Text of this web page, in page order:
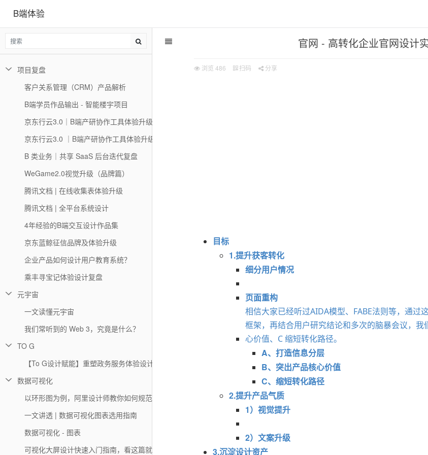
B端体验
官网 - 高转化企业官网设计
浏览 486 扫码 分享
目标
1.提升获客转化
细分用户情况
页面重构
相信大家已经听过AIDA模型、FABE法则等，通
框架，再结合用户研究结论和多次的脑暴会议，
心价值、C 缩短转化路径。
A、打造信息分层
B、突出产品核心价值
C、缩短转化路径
2.提升产品气质
1）视觉提升
2）文案升级
3.沉淀设计资产
项目复盘
客户关系管理（CRM）产品解析
B端学员作品输出 - 智能楼宇项目
京东行云3.0｜B端产研协作工具体验升级的思考与实践（二）
京东行云3.0 ｜B端产研协作工具体验升级的思考与实践
B 类业务｜共享 SaaS 后台迭代复盘
WeGame2.0视觉升级（品牌篇）
腾讯文档 | 在线收集表体验升级
腾讯文档 | 全平台系统设计
4年经验的B端交互设计作品集
京东蓝鲸征信品牌及体验升级
企业产品如何设计用户教育系统？
乘丰寻宝记体验设计复盘
元宇宙
一文读懂元宇宙
我们常听到的 Web 3，究竟是什么？
TO G
【To G设计赋能】重塑政务服务体验设计初探：粤省事小程序设计总结
数据可视化
以环形图为例，阿里设计师教你如何规范图表的适配
一文讲透 | 数据可视化图表选用指南
数据可视化 - 图表
可视化大屏设计快速入门指南，看这篇就够了！